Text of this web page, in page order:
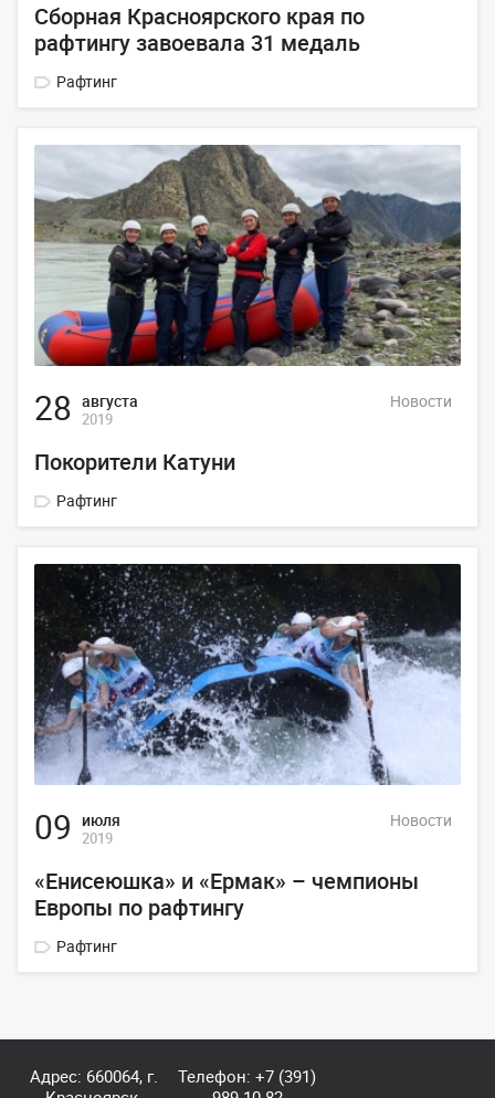
Сборная Красноярского края по
рафтингу завоевала 31 медаль
Рафтинг
28 августа
2019
Новости
Покорители Катуни
Рафтинг
09 июля
2019
Новости
«Енисеюшка» и «Ермак» – чемпионы
Европы по рафтингу
Рафтинг
Адрес: 660064, г.
Телефон:+7 (391)